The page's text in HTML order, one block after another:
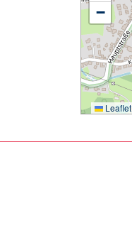
−
Leaflet